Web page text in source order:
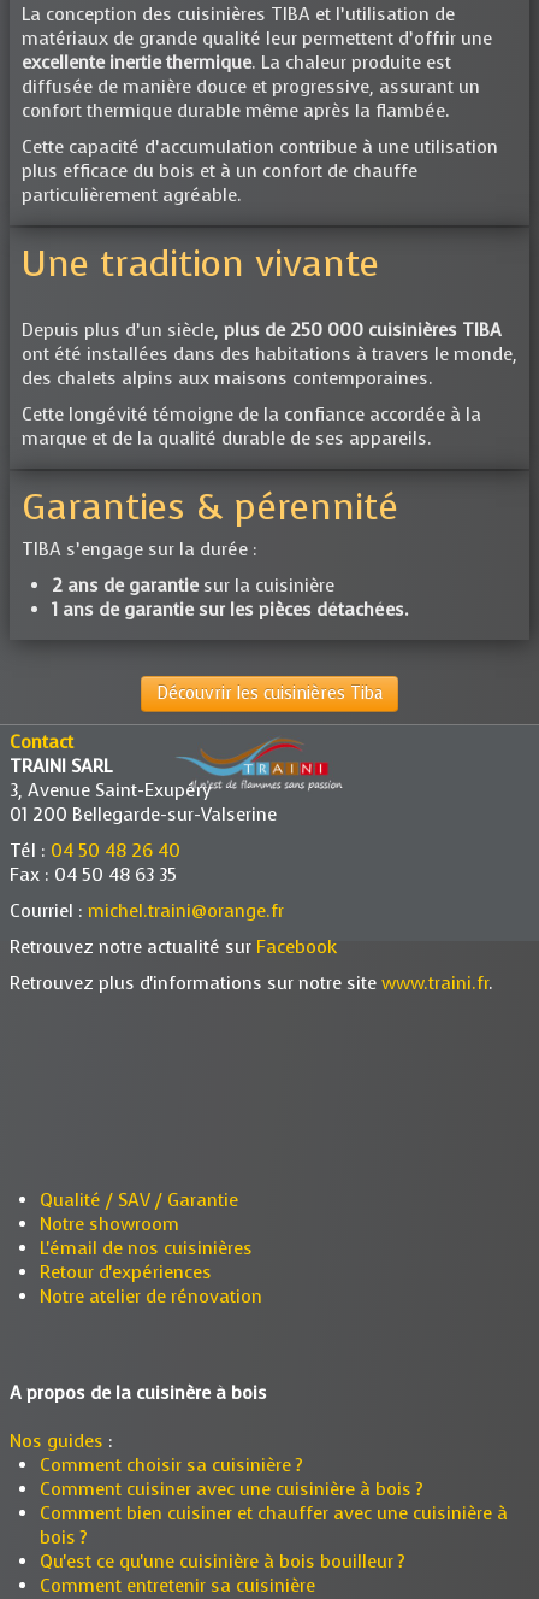
La conception des cuisinières TIBA et l’utilisation de
matériaux de grande qualité leur permettent d’offrir une
excellente inertie thermique. La chaleur produite est
diffusée de manière douce et progressive, assurant un
confort thermique durable même après la flambée.
Cette capacité d’accumulation contribue à une utilisation
plus efficace du bois et à un confort de chauffe
particulièrement agréable.
Une tradition vivante
Depuis plus d’un siècle, plus de 250 000 cuisinières TIBA
ont été installées dans des habitations à travers le monde,
des chalets alpins aux maisons contemporaines.
Cette longévité témoigne de la confiance accordée à la
marque et de la qualité durable de ses appareils.
Garanties & pérennité
TIBA s’engage sur la durée :
2 ans de garantie sur la cuisinière
1 ans de garantie sur les pièces détachées.
Découvrir les cuisinières Tiba
Contact
TRAINI SARL
3, Avenue Saint-Exupéry
01 200 Bellegarde-sur-Valserine
Tél : 04 50 48 26 40
Fax : 04 50 48 63 35
Courriel : michel.traini@orange.fr
Retrouvez notre actualité sur Facebook
Retrouvez plus d'informations sur notre site www.traini.fr.
Qualité / SAV / Garantie
Notre showroom
L'émail de nos cuisinières
Retour d'expériences
Notre atelier de rénovation
A propos de la cuisinère à bois
Nos guides :
Comment choisir sa cuisinière ?
Comment cuisiner avec une cuisinière à bois ?
Comment bien cuisiner et chauffer avec une cuisinière à
bois ?
Qu'est ce qu'une cuisinière à bois bouilleur ?
Comment entretenir sa cuisinière